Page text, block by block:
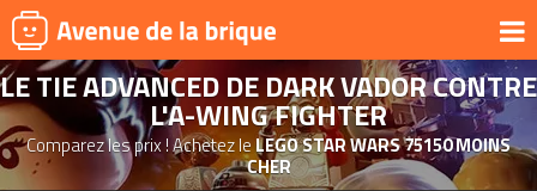
UNIVERS
PRODUITS DÉRIVÉS
NOUVEAUTÉS
LE TIE ADVANCED DE DARK VADOR CONTRE
L'A-WING FIGHTER
Comparez les prix ! Achetez leLEGO STAR WARS 75150 MOINS
CHER